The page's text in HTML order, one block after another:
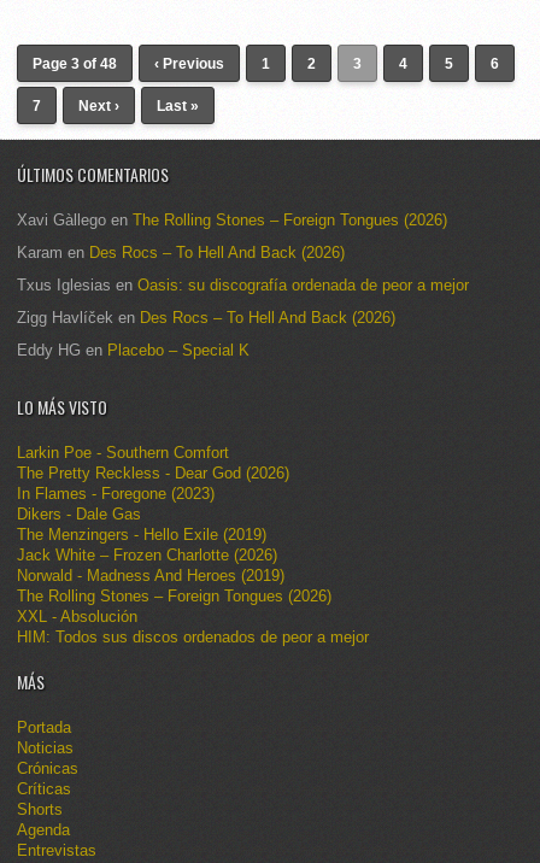
Page 3 of 48 ‹ Previous 1 2 3 4 5 6
7 Next › Last »
ÚLTIMOS COMENTARIOS
Xavi Gàllego en The Rolling Stones – Foreign Tongues (2026)
Karam en Des Rocs – To Hell And Back (2026)
Txus Iglesias en Oasis: su discografía ordenada de peor a mejor
Zigg Havlíček en Des Rocs – To Hell And Back (2026)
Eddy HG en Placebo – Special K
LO MÁS VISTO
Larkin Poe - Southern Comfort
The Pretty Reckless - Dear God (2026)
In Flames - Foregone (2023)
Dikers - Dale Gas
The Menzingers - Hello Exile (2019)
Jack White – Frozen Charlotte (2026)
Norwald - Madness And Heroes (2019)
The Rolling Stones – Foreign Tongues (2026)
XXL - Absolución
HIM: Todos sus discos ordenados de peor a mejor
MÁS
Portada
Noticias
Crónicas
Críticas
Shorts
Agenda
Entrevistas